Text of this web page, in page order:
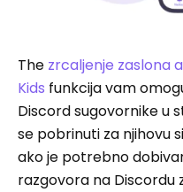
The zrcaljenje zaslona
Kids funkcija vam
Discord sugovornike u
se pobrinuti za njihovu
ako je potrebno
razgovora na Discordu